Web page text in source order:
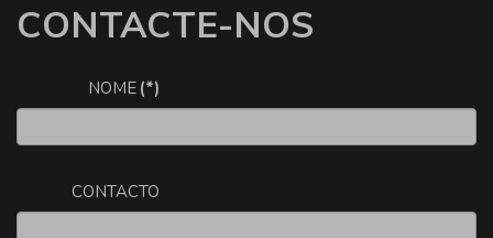
CONTACTE-NOS
NOME (*)
CONTACTO